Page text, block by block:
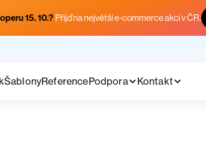
15. 10.? Přijď na největší e-commerce akci v ČR.
ŠablonyReferencePodpora Kontakt